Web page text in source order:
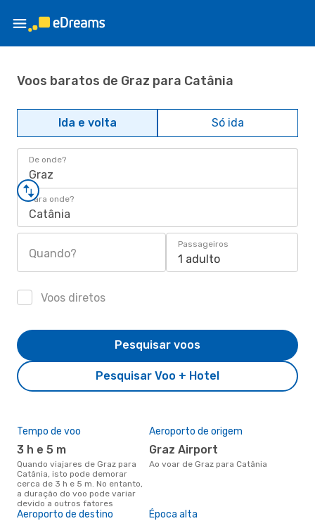
Voos baratos de Graz para Catânia
Ida e volta Só ida
De onde?
Graz
Para onde?
Catânia
Quando?
Passageiros
1 adulto
Voos diretos
Pesquisar Voo + Hotel
Pesquisar voos
Tempo de voo
3 h e 5 m
Quando viajares de Graz para
Catânia, isto pode demorar
cerca de 3 h e 5 m. No entanto,
a duração do voo pode variar
devido a outros fatores
Aeroporto de origem
Graz Airport
Ao voar de Graz para Catânia
Aeroporto de destino Época alta